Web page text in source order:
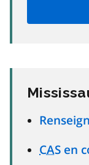
CAS en